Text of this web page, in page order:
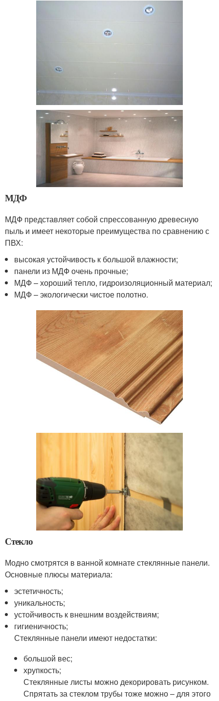
МДФ
МДФ представляет собой спрессованную древесную
пыль и имеет некоторые преимущества по сравнению с
ПВХ:
высокая устойчивость к большой влажности;
панели из МДФ очень прочные;
МДФ – хороший тепло, гидроизоляционный материал;
МДФ – экологически чистое полотно.
Стекло
Модно смотрятся в ванной комнате стеклянные панели.
Основные плюсы материала:
эстетичность;
уникальность;
устойчивость к внешним воздействиям;
гигиеничность;
Стеклянные панели имеют недостатки:
большой вес;
хрупкость;
Стеклянные листы можно декорировать рисунком.
Спрятать за стеклом трубы тоже можно – для этого